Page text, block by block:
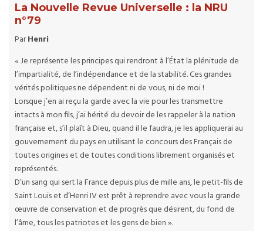
La Nouvelle Revue Universelle : la NRU
n°79
ParHenri
« Je représente les principes qui rendront à l’État la plénitude de
l’impartialité, de l’indépendance et de la stabilité. Ces grandes
vérités politiques ne dépendent ni de vous, ni de moi !
Lorsque j’en ai reçu la garde avec la vie pour les transmettre
intacts à mon fils, j’ai hérité du devoir de les rappeler à la nation
française et, s’il plaît à Dieu, quand il le faudra, je les appliquerai au
gouvernement du pays en utilisant le concours des Français de
toutes origines et de toutes conditions librement organisés et
représentés.
D’un sang qui sert la France depuis plus de mille ans, le petit-fils de
Saint Louis et d’Henri IV est prêt à reprendre avec vous la grande
œuvre de conservation et de progrès que désirent, du fond de
l’âme, tous les patriotes et les gens de bien ».